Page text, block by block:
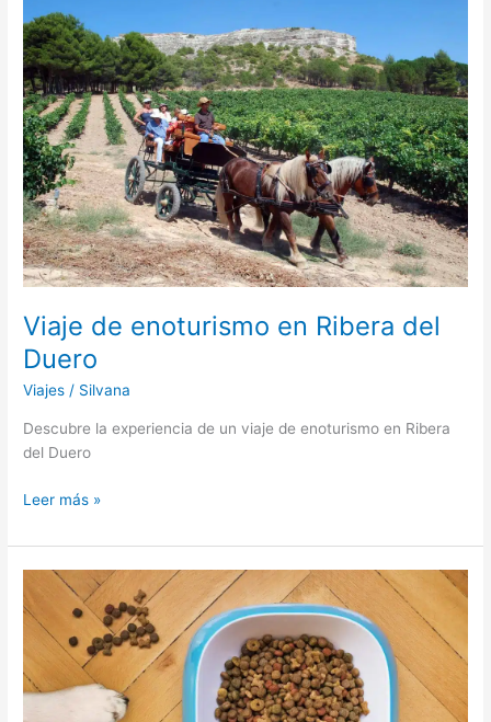
Viaje de enoturismo en Ribera del
Duero
Viajes / Silvana
Descubre la experiencia de un viaje de enoturismo en Ribera
del Duero
Viaje
enoturismo
en
del
Duero
Leer más »